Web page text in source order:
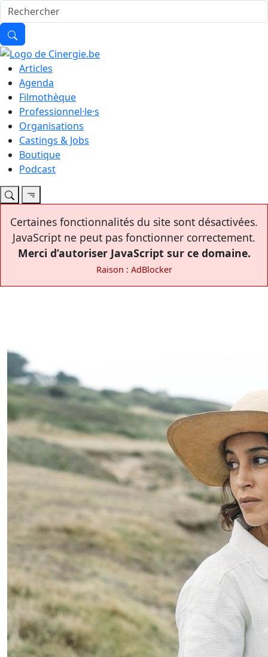
Articles
Agenda
Filmothèque
Professionnel·le·s
Organisations
Castings & Jobs
Boutique
Podcast
Certaines fonctionnalités du site sont désactivées.
JavaScript ne peut pas fonctionner correctement.
Merci d’autoriser JavaScript sur ce domaine.
Raison : AdBlocker